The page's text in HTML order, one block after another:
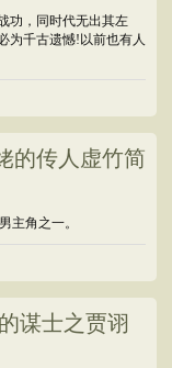
功，同时代无出其左
为千古遗憾!以前也有人
的传人虚竹简
主角之一。
谋士之贾诩